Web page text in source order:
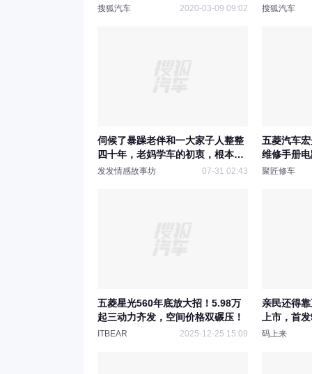
搜狐汽车 2020-03-09 09:02 搜狐汽车
伺候了暴躁老伴和一大家子人整整
四十年，老妈学车的初衷，根本不
是为了方便买菜。她是为了在一个
发发情感故事坊 07-31 02:43
五菱汽车
维修手册
聚匠修车
五菱星光560年底放大招！5.98万
起三动力齐发，空间价格双碾压！
ITBEAR 2025-12-25 15:09
亲民还得
上市，首
码上来